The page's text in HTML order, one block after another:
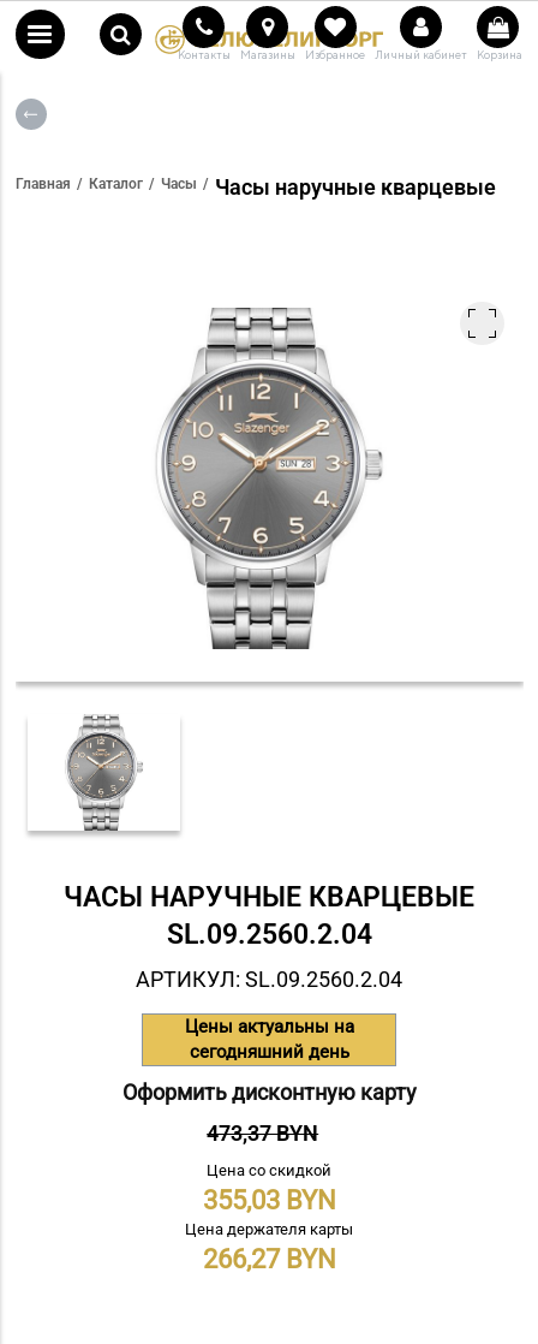
Контакты Магазины Избранное Личный кабинет Корзина
Главная Каталог Часы Часы наручные кварцевые
ЧАСЫ НАРУЧНЫЕ КВАРЦЕВЫЕ
SL.09.2560.2.04
АРТИКУЛ: SL.09.2560.2.04
Цены актуальны на
сегодняшний день
Оформить дисконтную карту
473,37 BYN
Цена со скидкой
355,03
Цена держателя карты
266,27